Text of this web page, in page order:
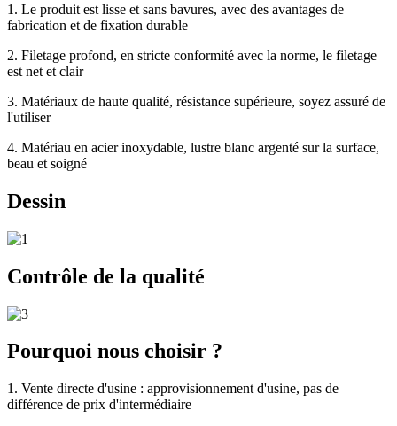
1. Le produit est lisse et sans bavures, avec des avantages de
fabrication et de fixation durable
2. Filetage profond, en stricte conformité avec la norme, le filetage
est net et clair
3. Matériaux de haute qualité, résistance supérieure, soyez assuré de
l'utiliser
4. Matériau en acier inoxydable, lustre blanc argenté sur la surface,
beau et soigné
Dessin
Contrôle de la qualité
Pourquoi nous choisir ?
1. Vente directe d'usine : approvisionnement d'usine, pas de
différence de prix d'intermédiaire